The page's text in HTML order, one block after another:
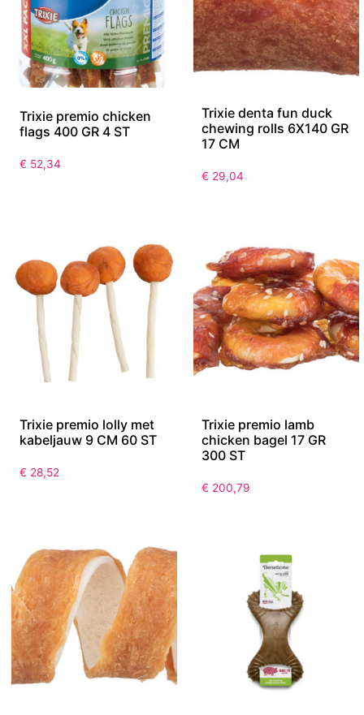
Trixie premio chicken
flags 400 GR 4 ST
€ 52,34
Trixie denta fun duck
chewing rolls 6X140 GR
17 CM
€ 29,04
Trixie premio lolly met
kabeljauw 9 CM 60 ST
€ 28,52
Trixie premio lamb
chicken bagel 17 GR
300 ST
€ 200,79